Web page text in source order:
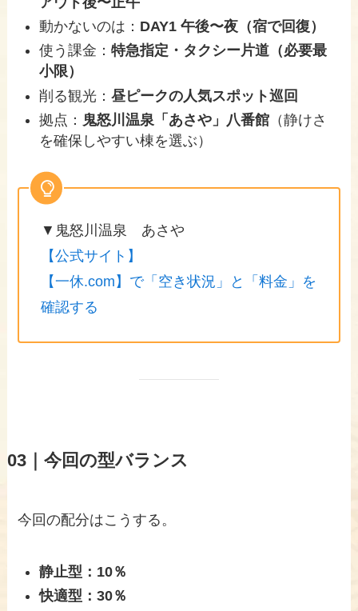
動かないのは： DAY1 午後〜夜（宿で回復）
使う課金：特急指定・タクシー片道（必要最
小限）
削る観光：昼ピークの人気スポット巡回
拠点： 鬼怒川温泉「あさや」八番館 （静けさ
を確保しやすい棟を選ぶ）
▼鬼怒川温泉 あさや
【公式サイト】
【一休.com】で「空き状況」と「料金」を
確認する
03｜今回の型バランス
今回の配分はこうする。
静止型：10％
快適型：30％